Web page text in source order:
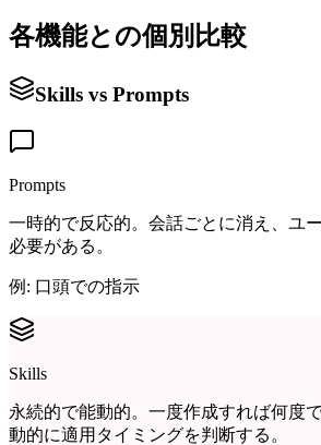
各機能との個別比較
Skills vs Prompts
Prompts
一時的で反応的。会話ごとに消え、ユ
必要がある。
例: 口頭での指示
Skills
永続的で能動的。一度作成すれば何度
動的に適用タイミングを判断する。